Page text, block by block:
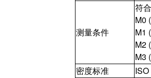
测量条件
符
M0
M1
M2
M3
密度标准